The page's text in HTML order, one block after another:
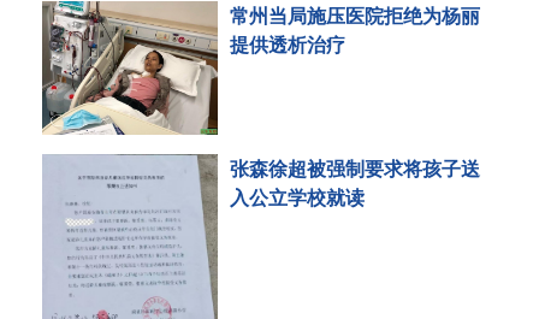
常州当局施压医院拒绝为杨丽
提供透析治疗
张森徐超被强制要求将孩子送
入公立学校就读